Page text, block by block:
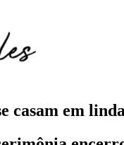
casam em